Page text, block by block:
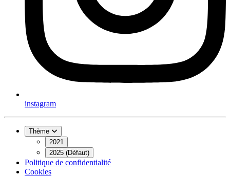
instagram
Thème
2021
2025 (Défaut)
Politique de confidentialité
Cookies